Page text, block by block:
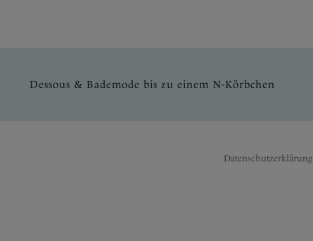
Dessous & Bademode bis zu einem N-Körbchen
Datenschutzerklärung